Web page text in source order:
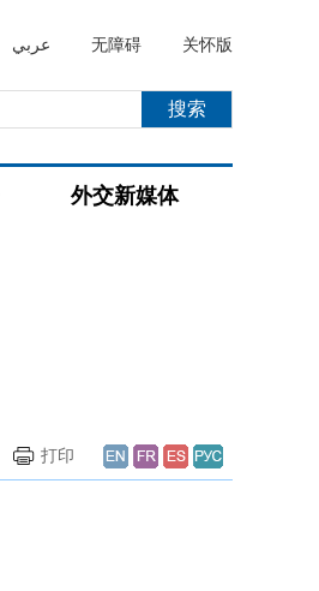
عربي 无障碍 关怀版
外交新媒体
打印